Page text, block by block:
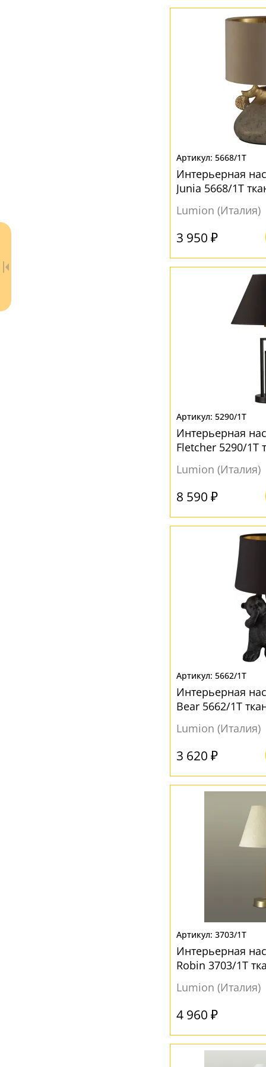
- бесплатная доставка
5668/1T
Интерьерная
Junia 5668/1T
Lumion (Италия)
3 950 ₽
5290/1T
Интерьерная
Fletcher 5290/1T
Lumion (Италия)
8 590 ₽
5662/1T
Интерьерная
Bear 5662/1T
Lumion (Италия)
3 620 ₽
3703/1T
Интерьерная
Robin 3703/1T
Lumion (Италия)
4 960 ₽